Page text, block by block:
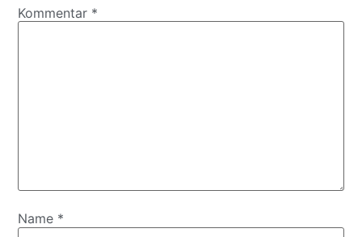
Kommentar *
Name *